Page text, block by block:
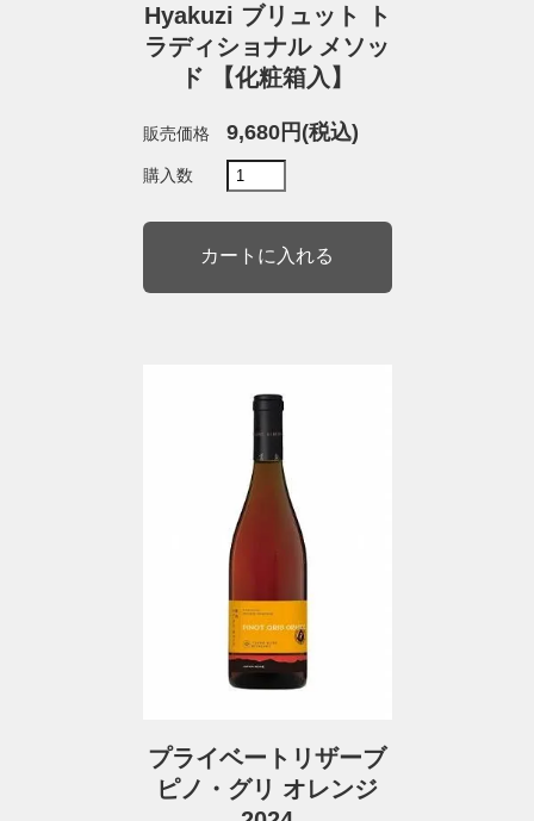
Hyakuzi ブリュット ト
ラディショナル メソッ
ド 【化粧箱入】
販売価格 9,680円(税込)
購入数
プライベートリザーブ
ピノ・グリ オレンジ